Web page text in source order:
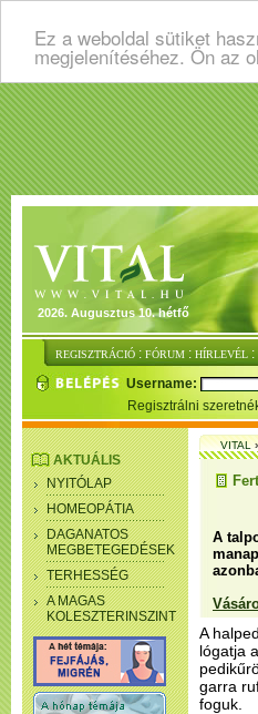
Ez a weboldal sütiket
megjelenítéséhez. Ön az
2026. Augusztus 10. hétfő
REGISZTRÁCIÓ : FÓRUM : HÍRLEVÉL :
Username:
Regisztrálni
AKTUÁLIS
NYITÓLAP
HOMEOPÁTIA
DAGANATOS
MEGBETEGEDÉSEK
TERHESSÉG
A MAGAS
KOLESZTERINSZINT
VITAL
A
A
lógatja
garra
foguk.